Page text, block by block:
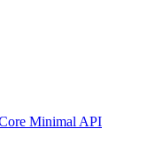
Minimal API